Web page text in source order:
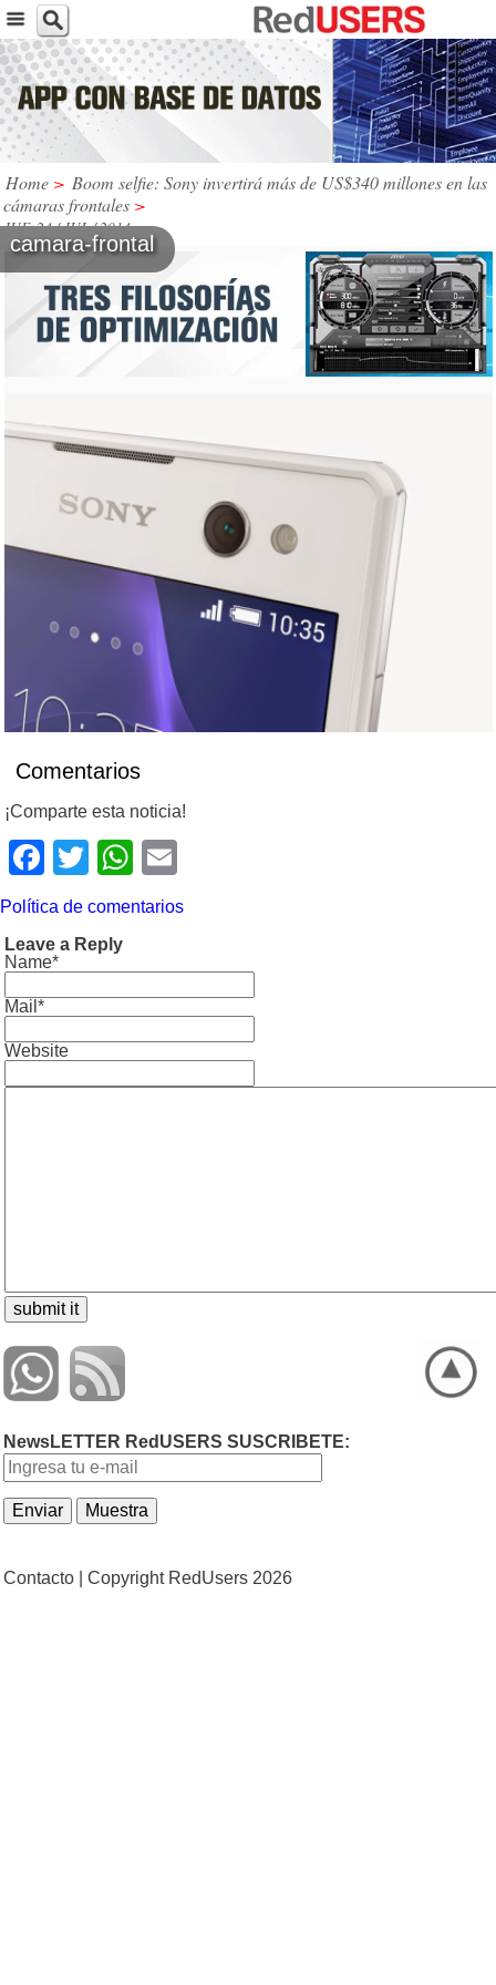
Home > Boom selfie: Sony invertirá más de US$340 millones en las
cámaras frontales >
JUE, 24 / JUL / 2014
camara-frontal
Comentarios
¡Comparte esta noticia!
Facebook
TwitterWhatsApp
Política de comentarios
Leave a Reply
Name*
Mail*
Website
NewsLETTER RedUSERS SUSCRIBETE:
Contacto | Copyright RedUsers 2026